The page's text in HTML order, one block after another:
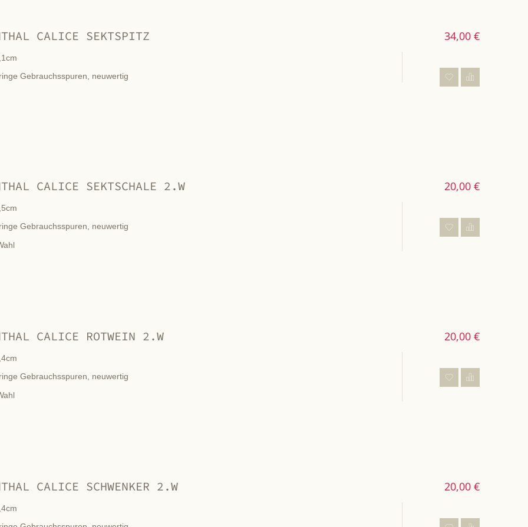
CALICE SEKTSPITZ
Gebrauchsspuren, neuwertig
34,00 €
CALICE SEKTSCHALE 2.W
Gebrauchsspuren, neuwertig
20,00 €
CALICE ROTWEIN 2.W
Gebrauchsspuren, neuwertig
20,00 €
CALICE SCHWENKER 2.W 20,00 €